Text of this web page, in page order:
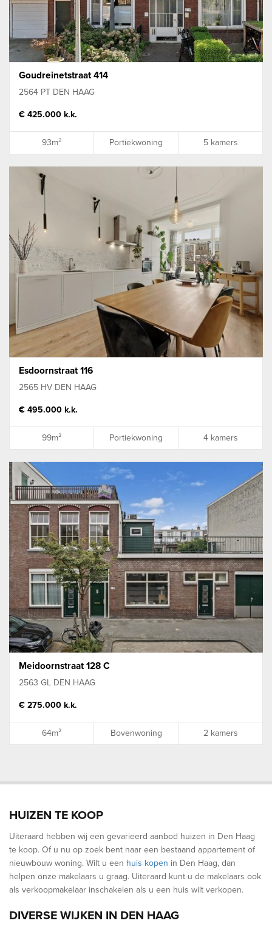
Goudreinetstraat 414
2564 PT DEN HAAG
€ 425.000 k.k.
93m² Portiekwoning 5 kamers
Esdoornstraat 116
2565 HV DEN HAAG
€ 495.000 k.k.
99m² Portiekwoning 4 kamers
Meidoornstraat 128 C
2563 GL DEN HAAG
€ 275.000 k.k.
64m² Bovenwoning 2 kamers
HUIZEN TE KOOP
Uiteraard hebben wij een gevarieerd aanbod huizen in Den Haag
te koop. Of u nu op zoek bent naar een bestaand appartement of
nieuwbouw woning. Wilt u een huis kopen in Den Haag, dan
helpen onze makelaars u graag. Uiteraard kunt u de makelaars ook
als verkoopmakelaar inschakelen als u een huis wilt verkopen.
DIVERSE WIJKEN IN DEN HAAG